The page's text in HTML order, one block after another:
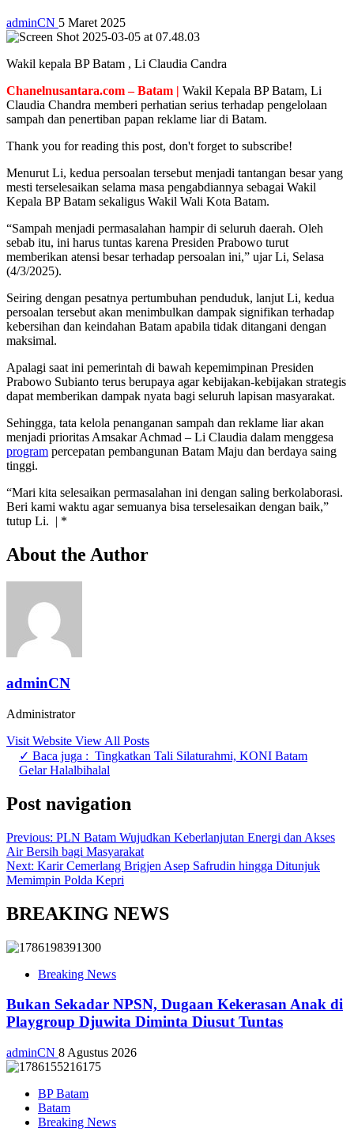
adminCN 5 Maret 2025
Wakil kepala BP Batam , Li Claudia Candra
Chanelnusantara.com – Batam | Wakil Kepala BP Batam, Li
Claudia Chandra memberi perhatian serius terhadap pengelolaan
sampah dan penertiban papan reklame liar di Batam.
Thank you for reading this post, don't forget to subscribe!
Menurut Li, kedua persoalan tersebut menjadi tantangan besar yang
mesti terselesaikan selama masa pengabdiannya sebagai Wakil
Kepala BP Batam sekaligus Wakil Wali Kota Batam.
“Sampah menjadi permasalahan hampir di seluruh daerah. Oleh
sebab itu, ini harus tuntas karena Presiden Prabowo turut
memberikan atensi besar terhadap persoalan ini,” ujar Li, Selasa
(4/3/2025).
Seiring dengan pesatnya pertumbuhan penduduk, lanjut Li, kedua
persoalan tersebut akan menimbulkan dampak signifikan terhadap
kebersihan dan keindahan Batam apabila tidak ditangani dengan
maksimal.
Apalagi saat ini pemerintah di bawah kepemimpinan Presiden
Prabowo Subianto terus berupaya agar kebijakan-kebijakan strategis
dapat memberikan dampak nyata bagi seluruh lapisan masyarakat.
Sehingga, tata kelola penanganan sampah dan reklame liar akan
menjadi prioritas Amsakar Achmad – Li Claudia dalam menggesa
program percepatan pembangunan Batam Maju dan berdaya saing
tinggi.
“Mari kita selesaikan permasalahan ini dengan saling berkolaborasi.
Beri kami waktu agar semuanya bisa terselesaikan dengan baik,”
tutup Li. | *
About the Author
adminCN
Administrator
Visit Website View All Posts
✓ Baca juga : Tingkatkan Tali Silaturahmi, KONI Batam
Gelar Halalbihalal
Post navigation
Previous: PLN Batam Wujudkan Keberlanjutan Energi dan Akses
Air Bersih bagi Masyarakat
Next: Karir Cemerlang Brigjen Asep Safrudin hingga Ditunjuk
Memimpin Polda Kepri
BREAKING NEWS
Breaking News
Bukan Sekadar NPSN, Dugaan Kekerasan Anak di
Playgroup Djuwita Diminta Diusut Tuntas
adminCN 8 Agustus 2026
BP Batam
Batam
Breaking News